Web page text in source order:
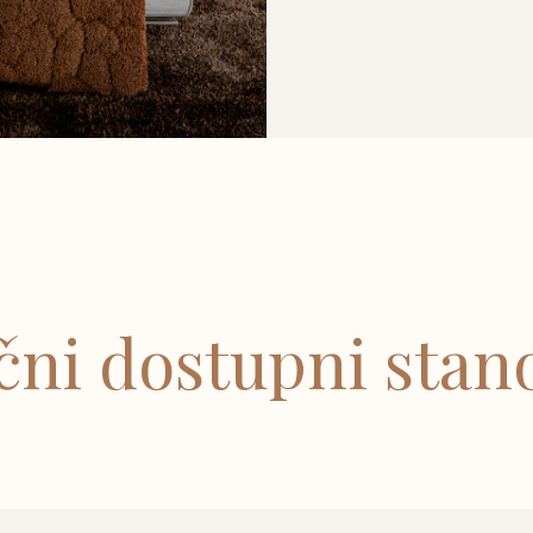
dostupni